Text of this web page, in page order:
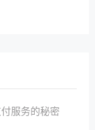
服务的秘密